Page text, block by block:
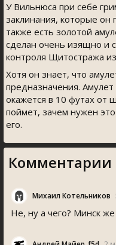
У Вильнюса при себе
заклинания, которые он
также есть золотой
сделан очень изящно и
контроля Щитостража
Хотя он знает, что
предназначения.
окажется в 10 футах от
поймет, зачем нужен
его.
Комментарии
Михаил Котельников
Не, ну а чего? Минск